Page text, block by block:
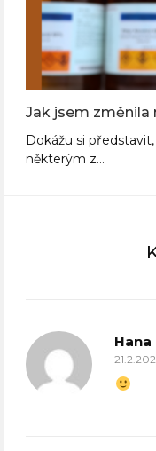
Jak jsem změnila
Dokážu si
některým z…
Hana